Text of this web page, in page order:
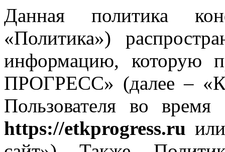
Данная политика
«Политика»)
информацию, которую
ПРОГРЕСС» (далее –
Пользователя во
https://etkprogress.ru